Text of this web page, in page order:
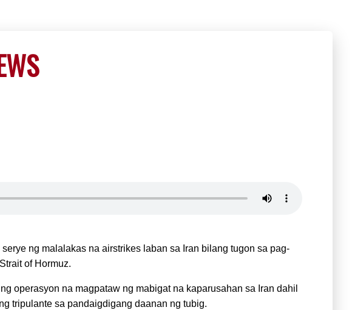
ng malalakas na airstrikes laban sa Iran bilang tugon sa pag-
of Hormuz.
operasyon na magpataw ng mabigat na kaparusahan sa Iran dahil
tripulante sa pandaigdigang daanan ng tubig.